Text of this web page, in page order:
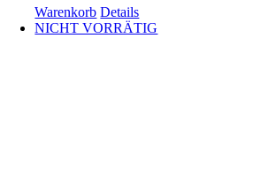
Warenkorb Details
NICHT VORRÄTIG